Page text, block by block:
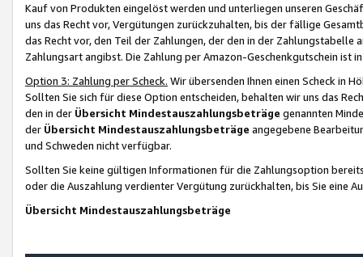
Kauf von Produkten eingelöst werden und unterliegen unseren
uns das Recht vor, Vergütungen zurückzuhalten, bis der fällige
das Recht vor, den Teil der Zahlungen, der den in der
Zahlungsart angibst. Die Zahlung per Amazon-Geschenkgutschein ist
Option 3: Zahlung per Scheck. Wir übersenden Ihnen einen Scheck in
Sollten Sie sich für diese Option entscheiden, behalten wir uns das
den in der Übersicht Mindestauszahlungsbeträge genannten
der Übersicht Mindestauszahlungsbeträge angegebene
und Schweden nicht verfügbar.
Sollten Sie keine gültigen Informationen für die Zahlungsoption
oder die Auszahlung verdienter Vergütung zurückhalten, bis Sie
Übersicht Mindestauszahlungsbeträge